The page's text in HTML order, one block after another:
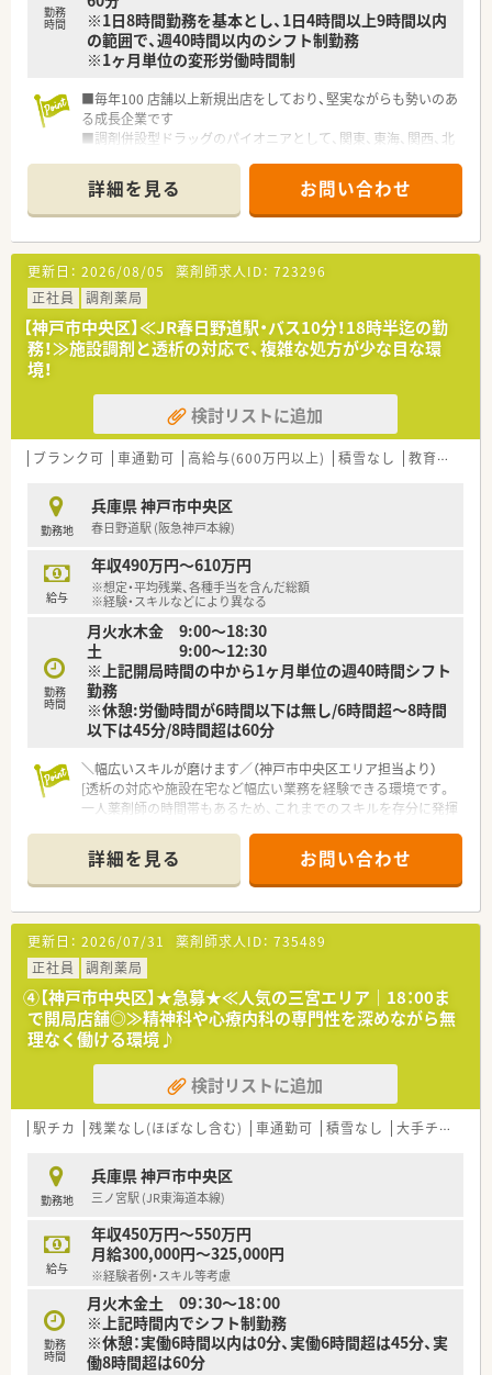
勤務
時間
※1日8時間勤務を基本とし、1日4時間以上9時間以内
の範囲で、週40時間以内のシフト制勤務
※1ヶ月単位の変形労働時間制
■毎年100 店舗以上新規出店をしており、堅実ながらも勢いのあ
る成長企業です
■調剤併設型ドラッグのパイオニアとして、関東、東海、関西、北
■研修制度は様々なプランがあり、集合研修だけでなく任意で受
講可能な研修も幅広く用意されています
■店舗で活躍する従業員、社外で活躍する従業員、将来経営幹部
となる従業員など、薬剤師として様々な活躍ができるフィールド
を用意されています
■総合薬剤師・調剤薬剤師（土日休み・19時までの勤務）どちらか
の働き方を選択できます
■調剤併設型だけでなく「医療モール・クリニック併設店舗」「敷
地内薬局」「訪問調剤特化型店舗」など様々な店舗を運営してい
ます
50店舗以上、無菌調剤室は業界最多の51店舗設置しています
■「プラチナくるみん認定企業」「健康経営優良法人2023（大規模
法人部門）認定」等を取得し一人ひとりが働きやすい環境が整備
されています
があるのも特徴です
詳細を見る お問い合わせ
更新日： 2026/08/05 薬剤師求人ID： 723296
正社員
調剤薬局
【神戸市中央区】≪JR春日野道駅・バス10分！18時半迄の勤
務！≫施設調剤と透析の対応で、複雑な処方が少な目な環
境！
検討リストに追加
ブランク可 車通勤可 高給与(600万円以上) 積雪なし 教育制度あり
勤務地
兵庫県 神戸市中央区
春日野道駅 (阪急神戸本線)
給与
年収490万円～610万円
※想定・平均残業、各種手当を含んだ総額
※経験・スキルなどにより異なる
勤務
時間
月火水木金 9:00～18:30
土 9:00～12:30
※上記開局時間の中から1ヶ月単位の週40時間シフト
勤務
※休憩:労働時間が6時間以下は無し/6時間超～8時間
以下は45分/8時間超は60分
＼幅広いスキルが磨けます／（神戸市中央区エリア担当より）
[透析の対応や施設在宅など幅広い業務を経験できる環境です。
一人薬剤師の時間帯もあるため、これまでのスキルを存分に発揮
【店舗情報と応需状況について】
■神戸市中央区に位置し、春日野道駅からバスで10分ほどの距
離にある地域密着型の落ち着いた雰囲気の調剤薬局です。
■内科や循環器科、整形外科などの処方箋を1日20枚前後応需し
ており、幅広い知識を身につけることができる環境です。
■1000品目以上の医薬品を取り扱っており、透析の対応や施設
在宅の対応も行っているため専門性を高められます。
【法人特徴について】
■兵庫県を中心とした関西圏において、地域に根ざした調剤薬局
を30店舗以上展開している安定した経営基盤が魅力です。
■近隣地域に集中して店舗展開を行っているため、他店舗との情
報共有や応援体制がしっかりと構築されており安心です。
■かかりつけ薬剤師としての役割を重視し、地域の患者様の多様
【求人情報について】
■正社員としての雇用となり、これまでのご経験やスキルをしっ
かりと考慮した上で年俸制による給与が決定されます。
■年収は480万円から600万円までの間で提示される予定となっ
ており、モチベーションを高く保って働ける環境です。
■通勤の際はマイカーの利用も相談可能となっており、駐車場代
やガソリン代の支給もあるため遠方からの通勤も便利です。
【勤務実態について】
■平日は18時30分までの開局となっておりますが、残業が発生
詳細を見る お問い合わせ
更新日： 2026/07/31 薬剤師求人ID： 735489
正社員
調剤薬局
④【神戸市中央区】★急募★≪人気の三宮エリア｜18：00ま
で開局店舗◎≫精神科や心療内科の専門性を深めながら無
理なく働ける環境♪
検討リストに追加
駅チカ 残業なし(ほぼなし含む) 車通勤可 積雪なし 大手チェーン以外
勤務地
兵庫県 神戸市中央区
三ノ宮駅 (JR東海道本線)
給与
年収450万円～550万円
月給300,000円～325,000円
※経験者例・スキル等考慮
勤務
時間
月火木金土 09：30～18：00
※上記時間内でシフト制勤務
※休憩：実働6時間以内は0分、実働6時間超は45分、実
働8時間超は60分